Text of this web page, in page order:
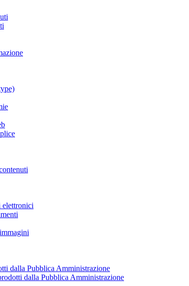
elettronici
dalla Pubblica Amministrazione
dalla Pubblica Amministrazione